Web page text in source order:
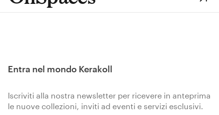
Entra nel mondo Kerakoll
Iscriviti alla nostra newsletter per ricevere in anteprima
le nuove collezioni, inviti ad eventi e servizi esclusivi.